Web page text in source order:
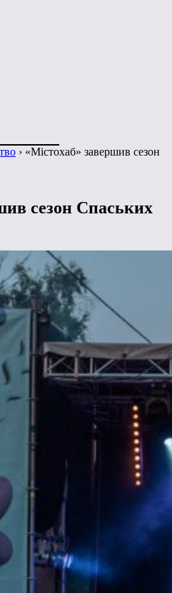
› «Містохаб» завершив сезон
сезон Спаських